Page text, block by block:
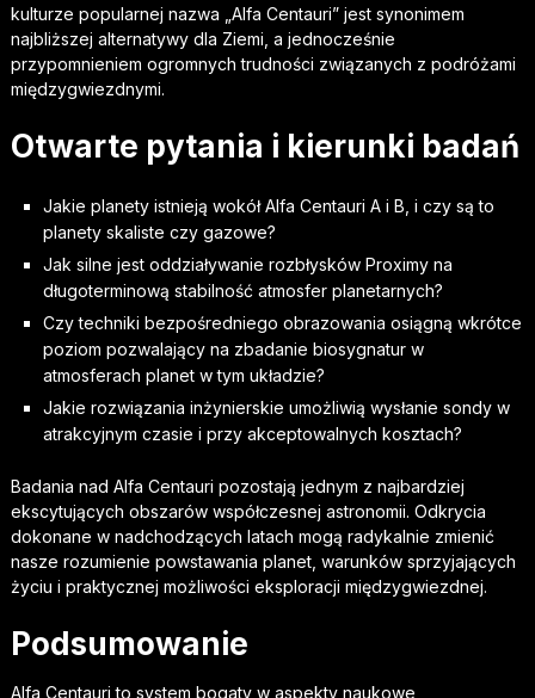
kulturze popularnej nazwa „Alfa Centauri” jest synonimem
najbliższej alternatywy dla Ziemi, a jednocześnie
przypomnieniem ogromnych trudności związanych z podróżami
międzygwiezdnymi.
Otwarte pytania i kierunki badań
Jakie planety istnieją wokół Alfa Centauri A i B, i czy są to
planety skaliste czy gazowe?
Jak silne jest oddziaływanie rozbłysków Proximy na
długoterminową stabilność atmosfer planetarnych?
Czy techniki bezpośredniego obrazowania osiągną wkrótce
poziom pozwalający na zbadanie biosygnatur w
atmosferach planet w tym układzie?
Jakie rozwiązania inżynierskie umożliwią wysłanie sondy w
atrakcyjnym czasie i przy akceptowalnych kosztach?
Badania nad Alfa Centauri pozostają jednym z najbardziej
ekscytujących obszarów współczesnej astronomii. Odkrycia
dokonane w nadchodzących latach mogą radykalnie zmienić
nasze rozumienie powstawania planet, warunków sprzyjających
życiu i praktycznej możliwości eksploracji międzygwiezdnej.
Podsumowanie
Alfa Centauri to system bogaty w aspekty naukowe,